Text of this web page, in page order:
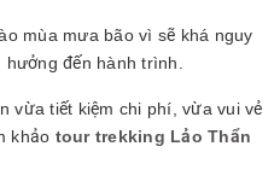
mùa mưa bão vì sẽ khá nguy
đến hành trình.
vừa tiết kiệm chi phí, vừa vui vẻ
khảo tour trekking Lảo Thẩn